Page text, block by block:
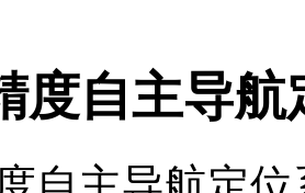
度自主导航